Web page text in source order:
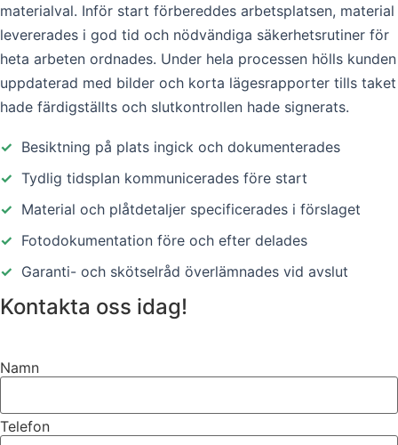
materialval. Inför start förbereddes arbetsplatsen, material
levererades i god tid och nödvändiga säkerhetsrutiner för
heta arbeten ordnades. Under hela processen hölls kunden
uppdaterad med bilder och korta lägesrapporter tills taket
hade färdigställts och slutkontrollen hade signerats.
✓ Besiktning på plats ingick och dokumenterades
✓ Tydlig tidsplan kommunicerades före start
✓ Material och plåtdetaljer specificerades i förslaget
✓ Fotodokumentation före och efter delades
✓ Garanti- och skötselråd överlämnades vid avslut
Kontakta oss idag!
Namn
Telefon